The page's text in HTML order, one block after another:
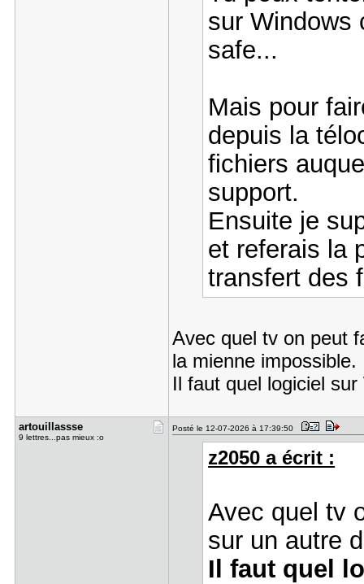
sur Windows
safe...
Mais pour
depuis la
fichiers
support.
Ensuite je
et referais la
transfert des
Avec quel tv on peut
la mienne impossible.
Il faut quel logiciel sur
artouillas​sse
9 lettres...pas mieux :o
Posté le 12-07-2026 à 17:39:50
z2050 a écrit :
Avec quel tv
sur un autre
Il faut quel